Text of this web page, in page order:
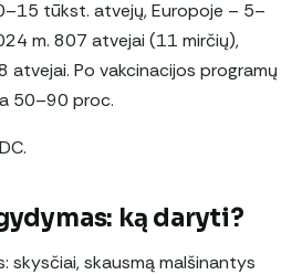
tūkst. atvejų, Europoje – 5–
m. 807 atvejai (11 mirčių),
atvejai. Po vakcinacijos programų
50–90 proc.
ką daryti?
skysčiai, skausmą malšinantys